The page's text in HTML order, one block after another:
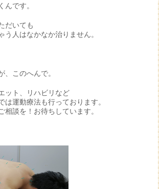
んです。
だいても
う人はなかなか治りません。
、このへんで。
ット、リハビリなど
は運動療法も行っております。
相談を！お待ちしています。